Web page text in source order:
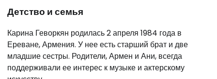
Детство и семья
Карина Геворкян родилась 2 апреля 1984 года в
Ереване, Армения. У нее есть старший брат и две
младшие сестры. Родители, Армен и Ани, всегда
поддерживали ее интерес к музыке и актерскому